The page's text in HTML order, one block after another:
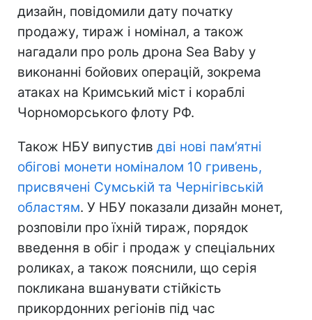
дизайн, повідомили дату початку
продажу, тираж і номінал, а також
нагадали про роль дрона Sea Baby у
виконанні бойових операцій, зокрема
атаках на Кримський міст і кораблі
Чорноморського флоту РФ.
Також НБУ випустив дві нові пам’ятні
обігові монети номіналом 10 гривень,
присвячені Сумській та Чернігівській
областям. У НБУ показали дизайн монет,
розповіли про їхній тираж, порядок
введення в обіг і продаж у спеціальних
роликах, а також пояснили, що серія
покликана вшанувати стійкість
прикордонних регіонів під час